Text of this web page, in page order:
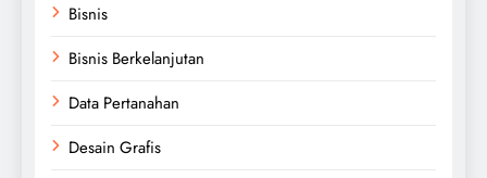
Bisnis
Bisnis Berkelanjutan
Data Pertanahan
Desain Grafis